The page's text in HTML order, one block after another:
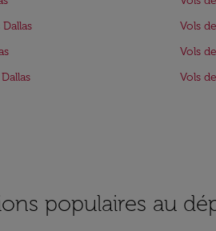
Vols
Vols
Vols
populaires au